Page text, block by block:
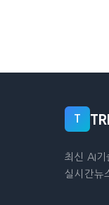
T
최신 AI기
실시간뉴